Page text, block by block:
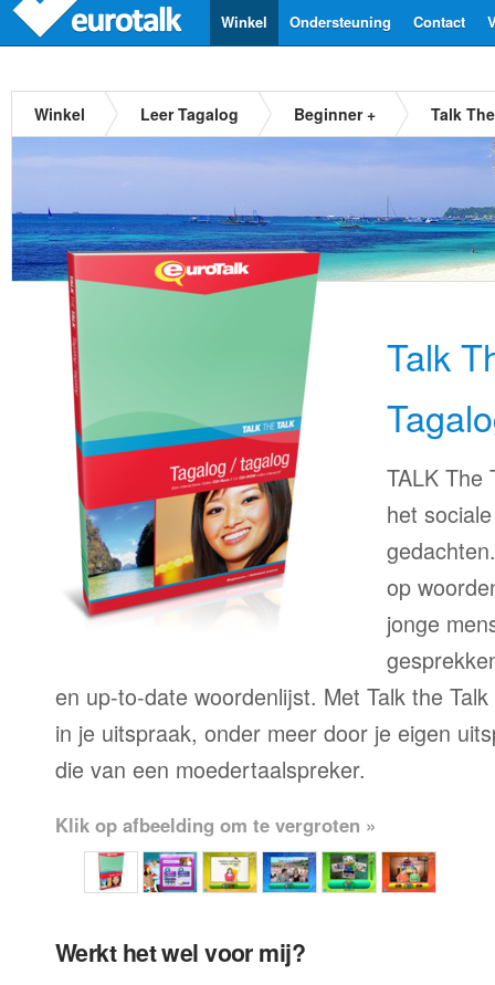
Contact
Ondersteuning
Winkel
Winkel Leer Tagalog Beginner + Talk
Talk
TALK The
het
op
jonge
en up-to-date woordenlijst. Met Talk the
in je uitspraak, onder meer door je eigen
die van een moedertaalspreker.
Klik op afbeelding om te vergroten »
Werkt het wel voor mij?